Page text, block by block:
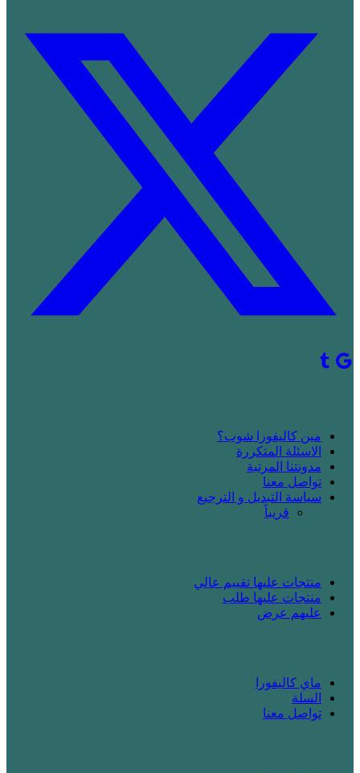
مين كاليفورا شوب؟
الاسئلة المتكررة
مدونتنا المرتبة
تواصل معنا
سياسة التبديل و الترجيع
قريباََ
منتجات عليها تقييم عالي
منتجات عليها طلب
عليهم عرض
ماي كاليفورا
السلة
تواصل معنا